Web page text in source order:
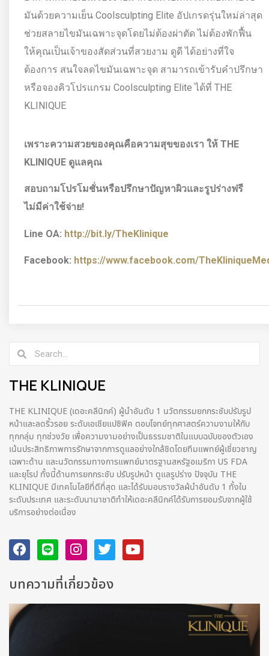
มันด้วยความเย็น Coolsculpting Elite อัปเกรดรุ่นใหม่ล่าสุด
ช่วยสลายไขมันเฉพาะจุดโดยไม่ต้องผ่าตัด ไม่ต้องพักฟื้น
ให้คุณเป็นเจ้าของสัดส่วนที่สวยงาม ดูดี ได้อย่างที่ใจ
ต้องการ สนใจลดไขมันเฉพาะจุด สามารถเข้ารับคำปรึกษา
หรือจองคิวโปรแกรม Coolsculpting Elite ได้ที่ THE
KLINIQUE
เพราะความสวยของคุณคือความสุขของเรา ให้ THE
KLINIQUE ดูแลคุณ
สอบถามโปรโมชั่นหรือปรึกษาปัญหาผิวและรูปร่างฟรี
ไม่มีค่าใช้จ่าย!
Line OA: http://bit.ly/TheKlinique
Facebook: https://www.facebook.com/
THE KLINIQUE
THE KLINIQUE (เดอะคลีนิกค์) ผู้นำอันดับ 1 นวัตกรรมยกกระชับปรับรูป
หน้าและลดริ้วรอย ระดับเอเชียแปซิฟิค ตอบโจทย์ทุกศาสตร์ความงามให้กับ
ทุกกลุ่ม ทุกช่วงวัย เพื่อความงามอย่างเป็นธรรมชาติในแบบฉบับของตัวเอง
เน้นประสิทธิภาพการรักษาจากการดูแลอย่างใกล้ชิดโดยทีมแพทย์ผู้เชี่ยวชาญ
เฉพาะด้าน และนวัตกรรมทางการแพทย์มาตรฐานสหรัฐอเมริกา US FDA
และยุโรป ทั้งนี้ด้านการยกกระชับ ปรับรูปหน้า ดูแลรูปร่าง ปัจจุบัน THE
KLINIQUE มีเทคโนโลยีที่ดีที่สุด และได้รับมอบรางวัลผ้นำอันดับ 1 ทั้งใน
ระดับประเทศ และระดับนานาชาติทําให้เดอะคลีนิกค์ได้รับการยอมรับจากผู้ใช้
บริการอย่างต่อเนื่อง
บทความที่เกี่ยวข้อง